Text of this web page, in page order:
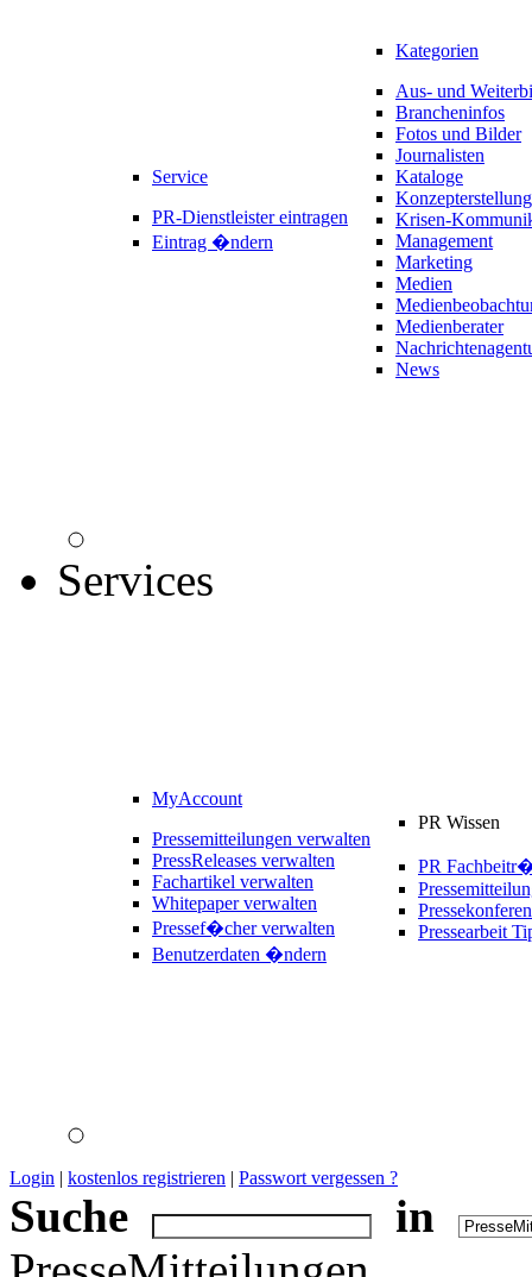
Service
PR-Dienstleister eintragen
Eintrag �ndern
Kategorien
Aus- und
Brancheninfos
Fotos und Bilder
Journalisten
Kataloge
Konzepterstellung
Krisen-
Management
Marketing
Medien
Medienberater
News
Services
MyAccount
Pressemitteilungen verwalten
PressReleases verwalten
Fachartikel verwalten
Whitepaper verwalten
Pressef�cher verwalten
Benutzerdaten �ndern
PR Wissen
PR
Pressearbeit
Login | kostenlos registrieren | Passwort vergessen ?
Suche
in